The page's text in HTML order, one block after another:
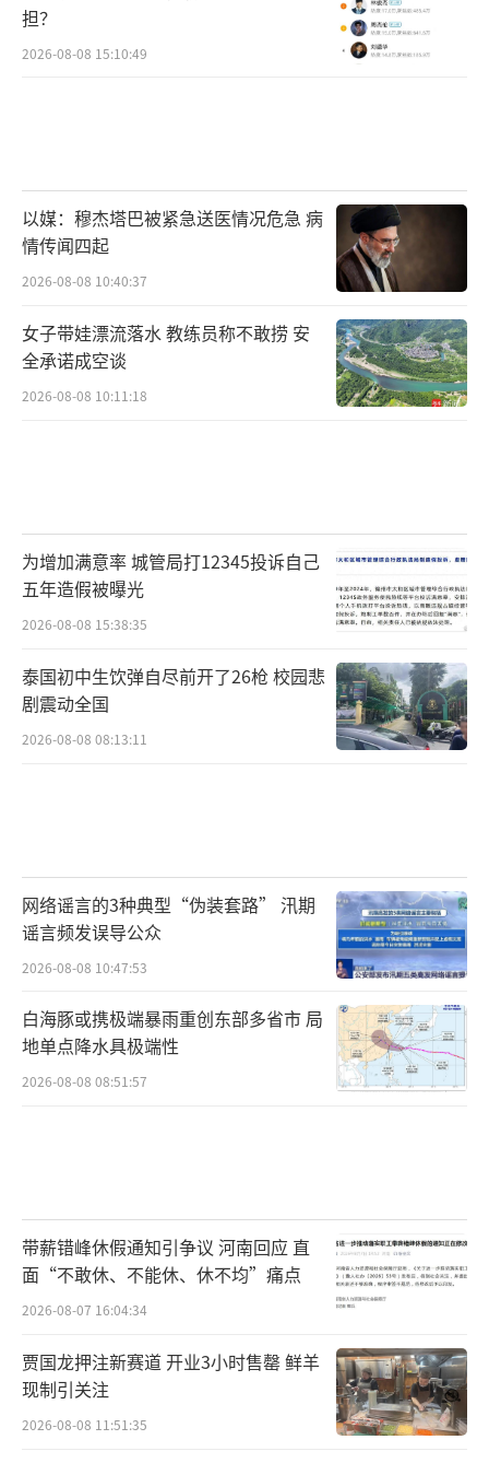
担？
2026-08-08 15:10:49
以媒：穆杰塔巴被紧急送医情况危急 病
情传闻四起
2026-08-08 10:40:37
女子带娃漂流落水 教练员称不敢捞 安
全承诺成空谈
2026-08-08 10:11:18
为增加满意率 城管局打12345投诉自己
五年造假被曝光
2026-08-08 15:38:35
泰国初中生饮弹自尽前开了26枪 校园悲
剧震动全国
2026-08-08 08:13:11
网络谣言的3种典型“伪装套路” 汛期
谣言频发误导公众
2026-08-08 10:47:53
白海豚或携极端暴雨重创东部多省市 局
地单点降水具极端性
2026-08-08 08:51:57
带薪错峰休假通知引争议 河南回应 直
面“不敢休、不能休、休不均”痛点
2026-08-07 16:04:34
贾国龙押注新赛道 开业3小时售罄 鲜羊
现制引关注
2026-08-08 11:51:35